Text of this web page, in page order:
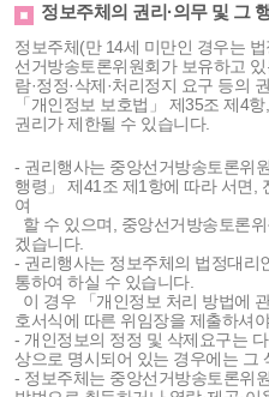
정보주체의 권리·의무 및 그
정보주체(만 14세 미만인 경우는
선거방송토론위원회가 보유하고
람·정정·삭제·처리정지 요구 등의
「개인정보 보호법」 제35조 제4
권리가 제한될 수 있습니다.
- 권리행사는 중앙선거방송토론위
행령」 제41조 제1항에 따라 서면,
여
할 수 있으며, 중앙선거방송토론
겠습니다.
- 권리행사는 정보주체의 법정대리
통하여 하실 수 있습니다.
이 경우 「개인정보 처리 방법에
호서식에 따른 위임장을 제출하셔
- 개인정보의 정정 및 삭제요구는
상으로 명시되어 있는 경우에는 그
- 정보주체는 중앙선거방송토론위